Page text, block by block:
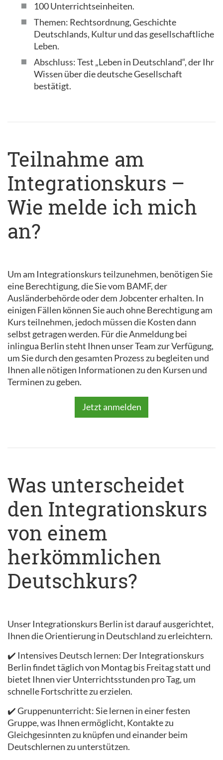
100 Unterrichtseinheiten.
Themen: Rechtsordnung, Geschichte
Deutschlands, Kultur und das gesellschaftliche
Leben.
Abschluss: Test „Leben in Deutschland“, der Ihr
Wissen über die deutsche Gesellschaft
bestätigt.
Teilnahme am
Integrationskurs –
Wie melde ich mich
an?
Um am Integrationskurs teilzunehmen, benötigen Sie
eine Berechtigung, die Sie vom BAMF, der
Ausländerbehörde oder dem Jobcenter erhalten. In
einigen Fällen können Sie auch ohne Berechtigung am
Kurs teilnehmen, jedoch müssen die Kosten dann
selbst getragen werden. Für die Anmeldung bei
inlingua Berlin steht Ihnen unser Team zur Verfügung,
um Sie durch den gesamten Prozess zu begleiten und
Ihnen alle nötigen Informationen zu den Kursen und
Terminen zu geben.
Jetzt anmelden
Was unterscheidet
den Integrationskurs
von einem
herkömmlichen
Deutschkurs?
Unser Integrationskurs Berlin ist darauf ausgerichtet,
Ihnen die Orientierung in Deutschland zu erleichtern.
✔️ Intensives Deutsch lernen: Der Integrationskurs
Berlin findet täglich von Montag bis Freitag statt und
bietet Ihnen vier Unterrichtsstunden pro Tag, um
schnelle Fortschritte zu erzielen.
✔️ Gruppenunterricht: Sie lernen in einer festen
Gruppe, was Ihnen ermöglicht, Kontakte zu
Gleichgesinnten zu knüpfen und einander beim
Deutschlernen zu unterstützen.